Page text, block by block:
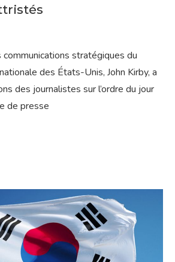
stratégiques du
des États-Unis, John Kirby, a
des journalistes sur l’ordre du jour
de presse